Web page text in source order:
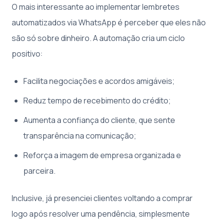
O mais interessante ao implementar lembretes
automatizados via WhatsApp é perceber que eles não
são só sobre dinheiro. A automação cria um ciclo
positivo:
Facilita negociações e acordos amigáveis;
Reduz tempo de recebimento do crédito;
Aumenta a confiança do cliente, que sente
transparência na comunicação;
Reforça a imagem de empresa organizada e
parceira.
Inclusive, já presenciei clientes voltando a comprar
logo após resolver uma pendência, simplesmente